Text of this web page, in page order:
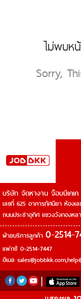
ไม่พบห
Sorry,
บริษัท จัดหางาน จ๊อบบีเคเ
เลขที่ 625 อาคารทัศนียา ห้อง
ถนนประชาอุทิศ แขวงวังทองหล
ฝ่ายบริการลูกค้า 0-2514-
แฟกซ์ 0-2514-7447
อีเมล sales@jobbkk.com,